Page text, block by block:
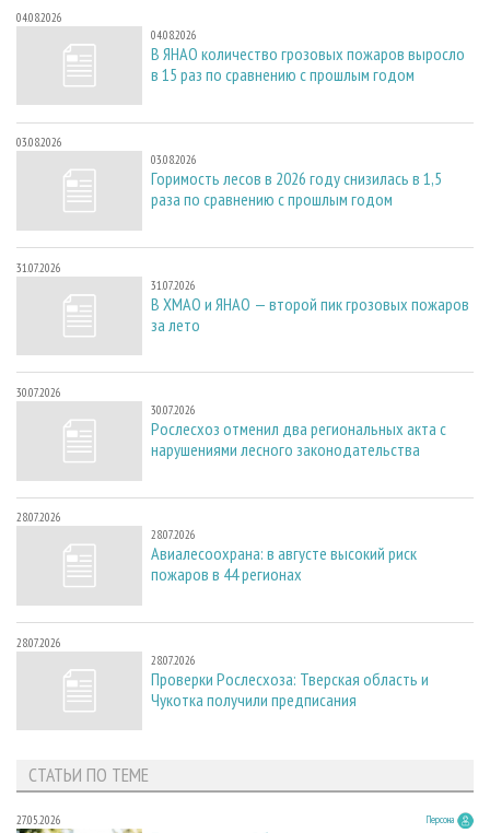
04.08.2026
04.08.2026
В ЯНАО количество грозовых пожаров выросло
в 15 раз по сравнению с прошлым годом
03.08.2026
03.08.2026
Горимость лесов в 2026 году снизилась в 1,5
раза по сравнению с прошлым годом
31.07.2026
31.07.2026
В ХМАО и ЯНАО — второй пик грозовых пожаров
за лето
30.07.2026
30.07.2026
Рослесхоз отменил два региональных акта с
нарушениями лесного законодательства
28.07.2026
28.07.2026
Авиалесоохрана: в августе высокий риск
пожаров в 44 регионах
28.07.2026
28.07.2026
Проверки Рослесхоза: Тверская область и
Чукотка получили предписания
СТАТЬИ ПО ТЕМЕ
27.05.2026 Персона